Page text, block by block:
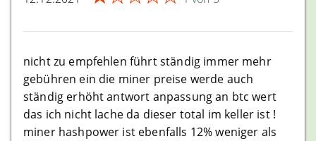
nicht zu empfehlen führt ständig immer mehr
gebühren ein die miner preise werde auch
ständig erhöht antwort anpassung an btc wert
das ich nicht lache da dieser total im keller ist !
miner hashpower ist ebenfalls 12% weniger als